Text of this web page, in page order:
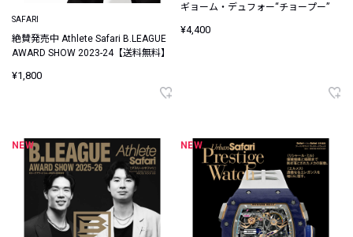
SAFARI
絶賛発売中 Athlete Safari B.LEAGUE
AWARD SHOW 2023-24【送料無料】
¥1,800
ギョーム・デュフォー“チョープー”
¥4,400
NEW NEW